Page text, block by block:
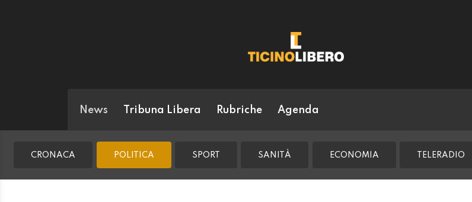
News Tribuna Libera Rubriche Agenda
CRONACA POLITICA SPORT SANITÀ ECONOMIA TELERADIO